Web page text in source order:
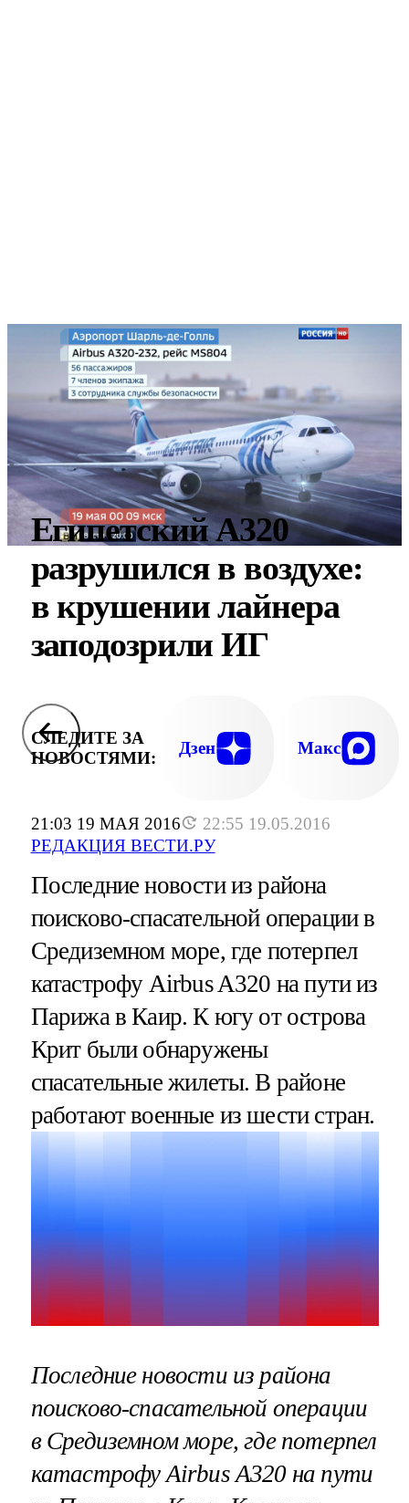
21:03 19 МАЯ 2016
22:55 19.05.2016
РЕДАКЦИЯ ВЕСТИ.РУ
Египетский А320
разрушился в воздухе:
в крушении лайнера
заподозрили ИГ
СЛЕДИТЕ ЗА
НОВОСТЯМИ:
Дзен Макс
Последние новости из района
поисково-спасательной операции в
Средиземном море, где потерпел
катастрофу Airbus A320 на пути из
Парижа в Каир. К югу от острова
Крит были обнаружены
спасательные жилеты. В районе
работают военные из шести стран.
Последние новости из района
поисково-спасательной операции
в Средиземном море, где потерпел
катастрофу Airbus A320 на пути